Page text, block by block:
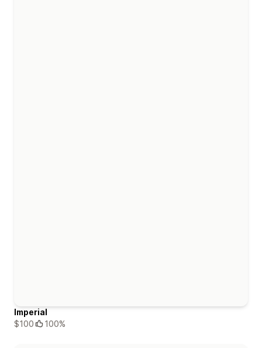
Imperial
$100
100%